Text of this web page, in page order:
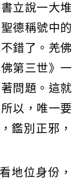
立說一大堆
德稱號中的
錯了。羌佛
第三世》一
問題。這就
以，唯一要
鑑別正邪，
地位身份，